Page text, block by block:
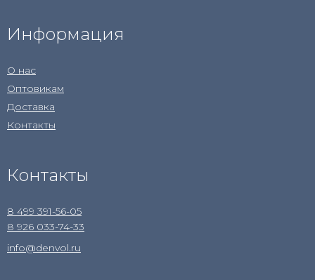
Информация
О нас
Оптовикам
Доставка
Контакты
Контакты
8 499 391-56-05
8 926 033-74-33
info@denvol.ru